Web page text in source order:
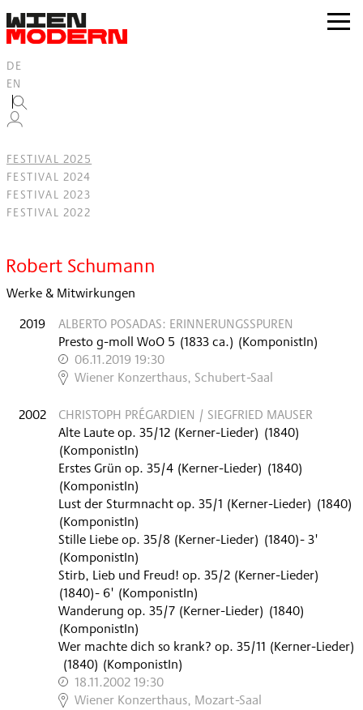
springen
zur
DE
EN
FESTIVAL 2025
FESTIVAL 2024
FESTIVAL 2023
FESTIVAL 2022
Robert Schumann
Werke & Mitwirkungen
2019
ALBERTO POSADAS: ERINNERUNGSSPUREN
Presto g-moll WoO 5 (1833 ca.) (KomponistIn)
06.11.2019 19:30
,
Wiener Konzerthaus, Schubert-Saal
2002
CHRISTOPH PRÉGARDIEN / SIEGFRIED MAUSER
Alte Laute op. 35/12 (Kerner-Lieder) (1840)
(KomponistIn)
Erstes Grün op. 35/4 (Kerner-Lieder) (1840)
(KomponistIn)
Lust der Sturmnacht op. 35/1 (Kerner-Lieder) (1840)
(KomponistIn)
Stille Liebe op. 35/8 (Kerner-Lieder) (1840)- 3'
(KomponistIn)
Stirb, Lieb und Freud! op. 35/2 (Kerner-Lieder)
(1840)- 6' (KomponistIn)
Wanderung op. 35/7 (Kerner-Lieder) (1840)
(KomponistIn)
Wer machte dich so krank? op. 35/11 (Kerner-Lieder)
(1840) (KomponistIn)
18.11.2002 19:30
,
Wiener Konzerthaus, Mozart-Saal